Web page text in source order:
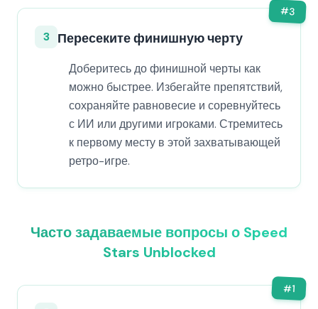
#3
3 Пересеките финишную черту
Доберитесь до финишной черты как
можно быстрее. Избегайте препятствий,
сохраняйте равновесие и соревнуйтесь
с ИИ или другими игроками. Стремитесь
к первому месту в этой захватывающей
ретро-игре.
Часто задаваемые вопросы о Speed
Stars Unblocked
#1